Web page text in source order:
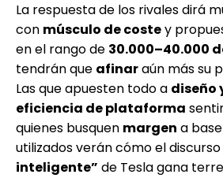
La respuesta de los rivales dirá
con músculo de costey
en el rango de 30.000–40.000
tendrán que afinaraún más su
Las que apuesten todo a diseño
eficiencia de plataforma
quienes busquen margen a
utilizados verán cómo el
inteligente” de Tesla gana